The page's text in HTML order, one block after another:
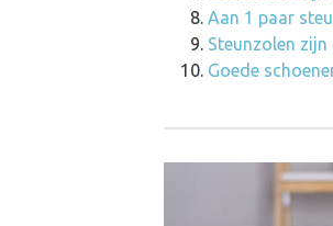
Aan 1 paar
Steunzolen
Goede